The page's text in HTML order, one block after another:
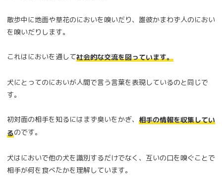
散歩中に地面や草花のにおいを嗅いだり、誰彼かまわず人のにおい
を嗅いだりします。
これはにおいを通して社会的な交流を図っています。
犬にとってのにおいが人間で言う言葉を表現しているのと同じで
す。
初対面の相手を知るにはまず臭いをかぎ、 相手の情報を収集してい
るのです。
犬はにおいで他の犬を識別するだけでなく、互いの口を嗅ぐことで
相手が何を食べたかを理解しています。